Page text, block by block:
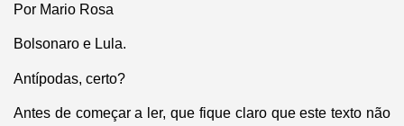
Por Mario Rosa
Bolsonaro e Lula.
Antípodas, certo?
Antes de começar a ler, que fique claro que este texto não